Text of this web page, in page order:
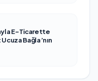
E-Ticarette
Bağla’nın